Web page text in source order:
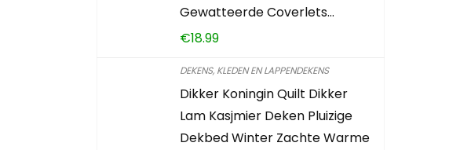
Gewatteerde Coverlets…
€18.99
DEKENS, KLEDEN EN LAPPENDEKENS
Dikker Koningin Quilt Dikker
Lam Kasjmier Deken Pluizige
Dekbed Winter Zachte Warme